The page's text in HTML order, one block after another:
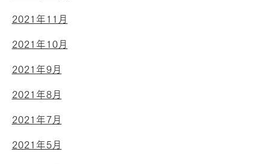
2021年11月
2021年10月
2021年9月
2021年8月
2021年7月
2021年5月